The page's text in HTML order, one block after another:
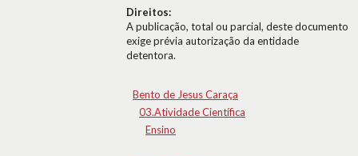
Direitos:
A publicação, total ou parcial, deste documento
exige prévia autorização da entidade
detentora.
Bento de Jesus Caraça
03.Atividade Científica
Ensino